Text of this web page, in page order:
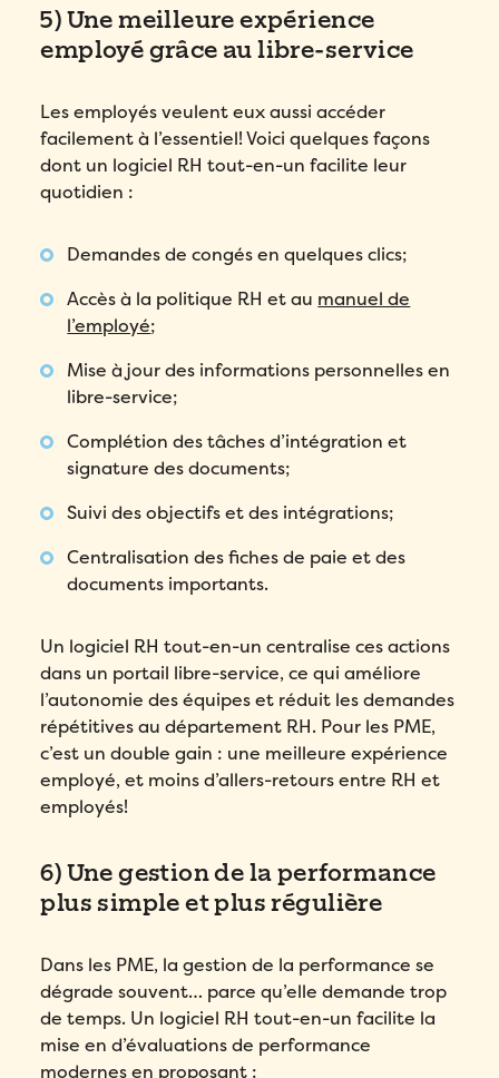
5) Une meilleure expérience
employé grâce au libre-service
Les employés veulent eux aussi accéder
facilement à l’essentiel! Voici quelques façons
dont un logiciel RH tout-en-un facilite leur
quotidien :
Demandes de congés en quelques clics;
Accès à la politique RH et au manuel de
l’employé;
Mise à jour des informations personnelles en
libre-service;
Complétion des tâches d’intégration et
signature des documents;
Suivi des objectifs et des intégrations;
Centralisation des fiches de paie et des
documents importants.
Un logiciel RH tout-en-un centralise ces actions
dans un portail libre-service, ce qui améliore
l’autonomie des équipes et réduit les demandes
répétitives au département RH. Pour les PME,
c’est un double gain : une meilleure expérience
employé, et moins d’allers-retours entre RH et
employés!
6) Une gestion de la performance
plus simple et plus régulière
Dans les PME, la gestion de la performance se
dégrade souvent… parce qu’elle demande trop
de temps. Un logiciel RH tout-en-un facilite la
mise en d’évaluations de performance
modernes en proposant :
Remplissez ce formulaire pour réserver
votre démo personnalisée!
Email *
Prénom *
Nom *
Pays *
Remplissez ce formulaire pour réserver
votre place!
Nom *
Quel produit Folks vous intéresse le plus? *
Remplissez le formulaire ci-dessous
pour obtenir votre audit personnalisé!
Prénom *
Téléphone *